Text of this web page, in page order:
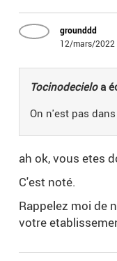
grounddd
12/mars/2022
Tocinodecieloa
On n'est pas
ah ok, vous etes
C'est noté.
Rappelez moi de
votre